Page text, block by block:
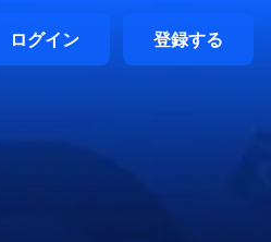
ログイン 登録する